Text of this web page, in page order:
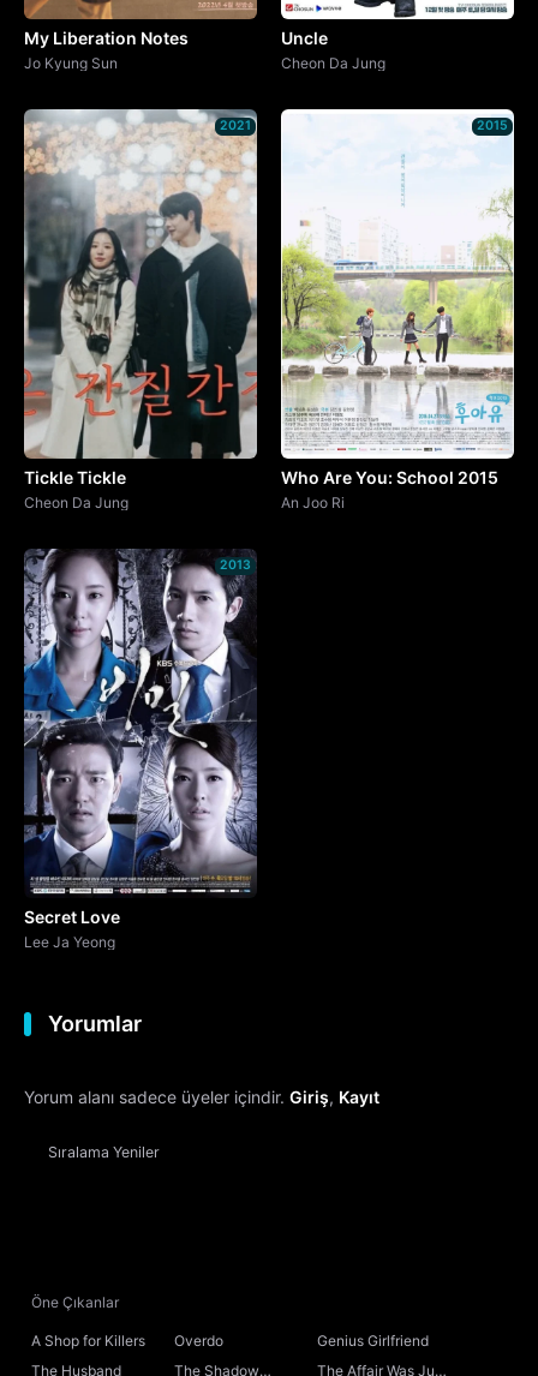
My Liberation Notes
Jo Kyung Sun
Uncle
Cheon Da Jung
2021
Tickle Tickle
Cheon Da Jung
2015
Who Are You: School 2015
An Joo Ri
2013
Secret Love
Lee Ja Yeong
Yorumlar
Yorum alanı sadece üyeler içindir. Giriş, Kayıt
Sıralama Yeniler
Öne Çıkanlar
A Shop for Killers Overdo
Genius Girlfriend
The Husband
The Shadow The Affair Was Just